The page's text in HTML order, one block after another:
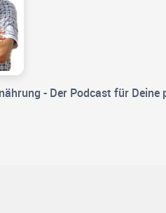
- Der Podcast für